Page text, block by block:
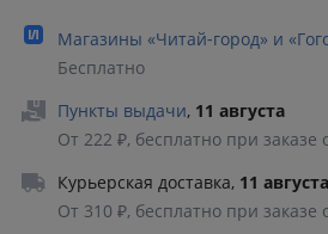
Магазины «Читай‑город» и
Бесплатно
Пункты выдачи, 11 августа
От 222 ₽, бесплатно при заказе
Курьерская доставка, 11 августа
От 310 ₽, бесплатно при заказе